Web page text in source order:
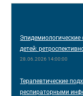
Эпидемиологические
детей:
28.06.2026 14:00:00
Терапевтические
респираторными